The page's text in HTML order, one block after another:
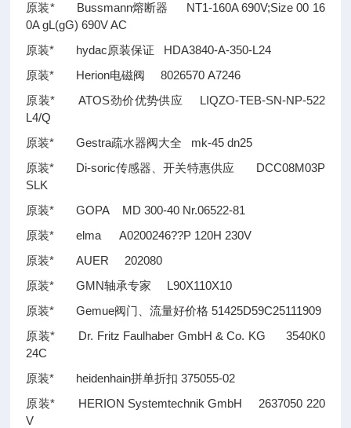
原装* Bussmann熔断器 NT1-160A 690V;Size 00 16
0A gL(gG) 690V AC
原装* hydac原装保证 HDA3840-A-350-L24
原装* Herion电磁阀 8026570 A7246
原装* ATOS劲价优势供应 LIQZO-TEB-SN-NP-522
L4/Q
原装* Gestra疏水器阀大全 mk-45 dn25
原装* Di-soric传感器、开关特惠供应 DCC08M03P
SLK
原装* GOPA MD 300-40 Nr.06522-81
原装* elma A0200246??P 120H 230V
原装* AUER 202080
原装* GMN轴承专家 L90X110X10
原装* Gemue阀门、流量好价格 51425D59C25111909
原装* Dr. Fritz Faulhaber GmbH & Co. KG 3540K0
24C
原装* heidenhain拼单折扣 375055-02
原装* HERION Systemtechnik GmbH 2637050 220
V